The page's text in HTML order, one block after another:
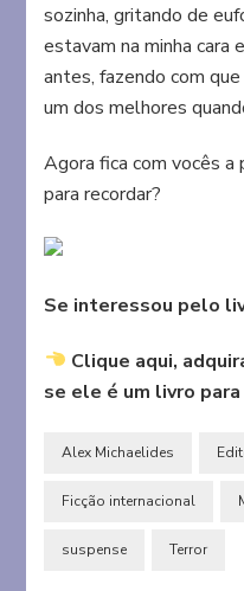
sozinha, gritando de
estavam na minha cara
antes, fazendo com
um dos melhores
Agora fica com vocês
para recordar?
Se interessou pelo
Clique aqui,
se ele é um livro
Alex Michaelides
Ficção internacional
suspense Terror